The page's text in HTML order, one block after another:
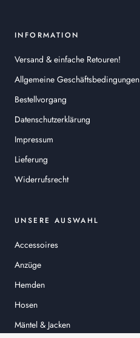
INFORMATION
Versand & einfache Retouren!
Allgemeine Geschäftsbedingungen
Bestellvorgang
Datenschutzerklärung
Impressum
Lieferung
Widerrufsrecht
UNSERE AUSWAHL
Accessoires
Anzüge
Hemden
Hosen
Mäntel & Jacken